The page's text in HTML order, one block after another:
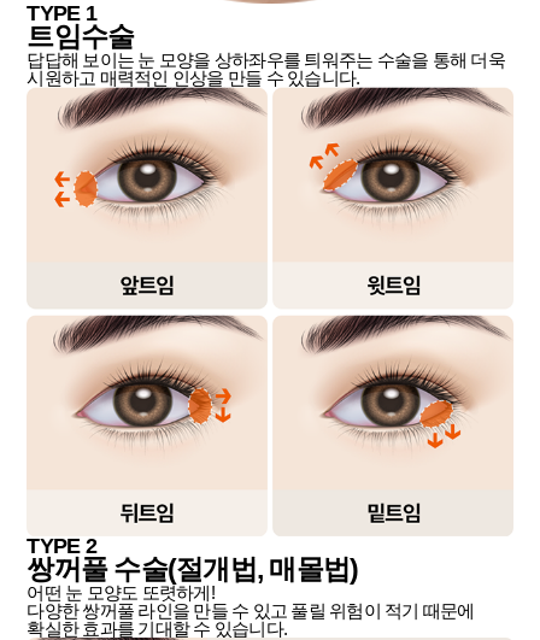
TYPE 1
트임수술
답답해 보이는 눈 모양을 상하좌우를 틔워주는 수술을 통해 더욱
시원하고 매력적인 인상을 만들 수 있습니다.
TYPE 2
쌍꺼풀 수술(절개법, 매몰법)
어떤 눈 모양도 또렷하게!
다양한 쌍꺼풀 라인을 만들 수 있고 풀릴 위험이 적기 때문에
확실한 효과를 기대할 수 있습니다.